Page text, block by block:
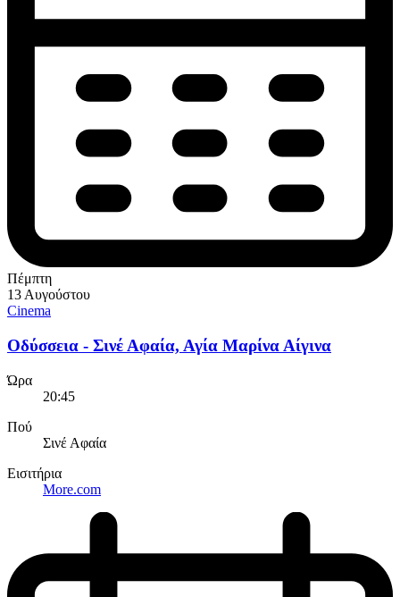
Πέμπτη
13 Αυγούστου
Cinema
Οδύσσεια - Σινέ Αφαία, Αγία Μαρίνα Αίγινα
Ώρα
20:45
Πού
Σινέ Αφαία
Εισιτήρια
More.com